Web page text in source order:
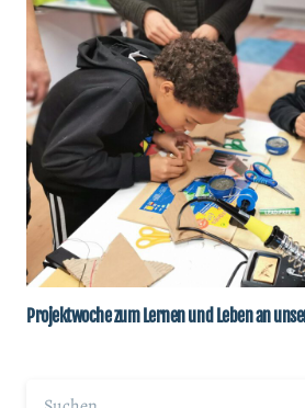
Projektwoche zum Lernen und Leben an
Suchen